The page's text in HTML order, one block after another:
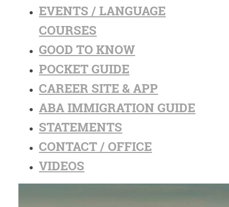
EVENTS / LANGUAGE
COURSES
GOOD TO KNOW
POCKET GUIDE
CAREER SITE & APP
ABA IMMIGRATION GUIDE
STATEMENTS
CONTACT / OFFICE
VIDEOS